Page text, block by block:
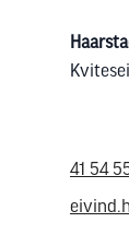
41 54